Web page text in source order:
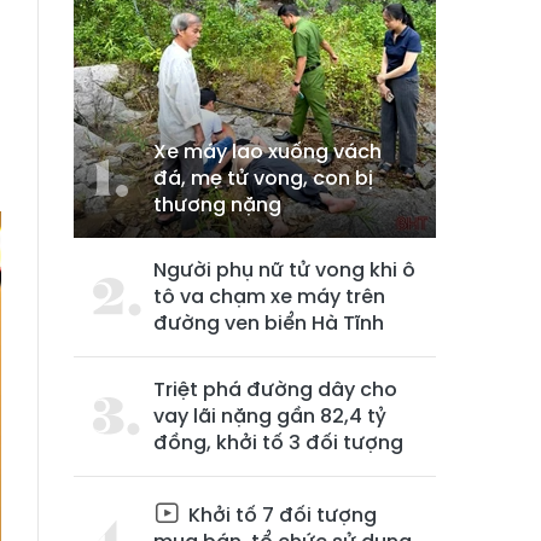
Xe máy lao xuống vách
đá, mẹ tử vong, con bị
thương nặng
Người phụ nữ tử vong khi ô
tô va chạm xe máy trên
đường ven biển Hà Tĩnh
Triệt phá đường dây cho
vay lãi nặng gần 82,4 tỷ
đồng, khởi tố 3 đối tượng
Khởi tố 7 đối tượng